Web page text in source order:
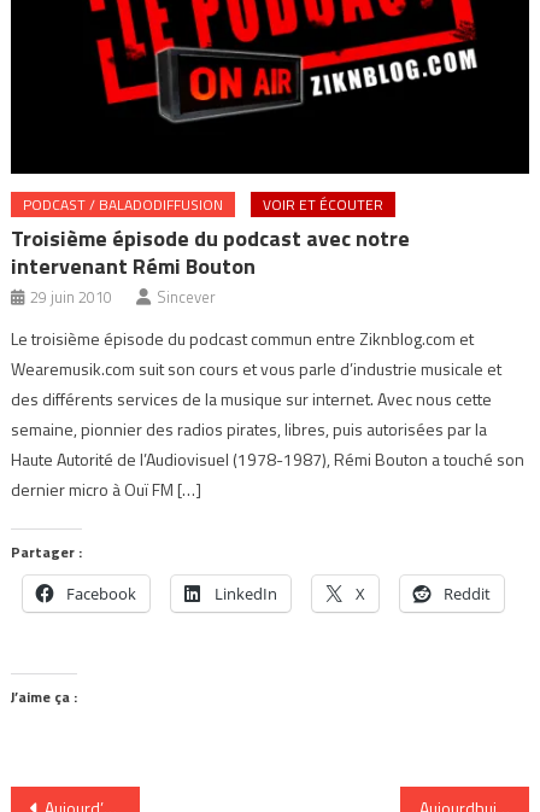
PODCAST / BALADODIFFUSION VOIR ET ÉCOUTER
Troisième épisode du podcast avec notre
intervenant Rémi Bouton
29 juin 2010 Sincever
Le troisième épisode du podcast commun entre Ziknblog.com et
Wearemusik.com suit son cours et vous parle d’industrie musicale et
des différents services de la musique sur internet. Avec nous cette
semaine, pionnier des radios pirates, libres, puis autorisées par la
Haute Autorité de l’Audiovisuel (1978-1987), Rémi Bouton a touché son
dernier micro à Ouï FM […]
Partager :
Facebook LinkedIn X Reddit
J’aime ça :